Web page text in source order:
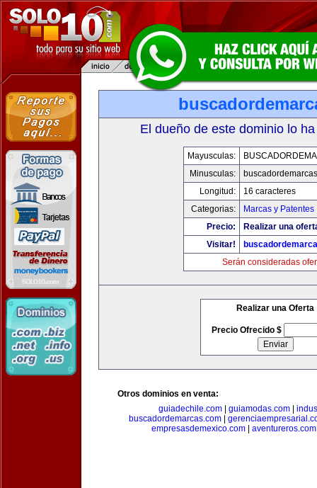
El dueño de este dominio lo
Mayusculas:
Minusculas:
Longitud:
16 caracteres
Categorias:
Marcas y Patentes
Precio:
Realizar una
Visitar!
Serán consideradas
Realizar una Oferta
Precio Ofrecido $
Otros dominios en venta:
guiadechile.com
guiamodas.com
buscadordemarcas.com|
empresasdemexico.com| aventureros.com